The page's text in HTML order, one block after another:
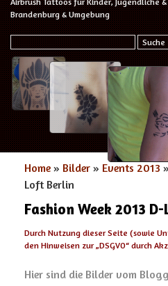
Brandenburg & Umgebung
Suche
Home » Bilder » Events 2013
Loft Berlin
Fashion Week 2013
Durch Nutzung dieser Seite (sowie
den Hinweisen zur „DSGVO“ durch
Hier sind die Bilder vom